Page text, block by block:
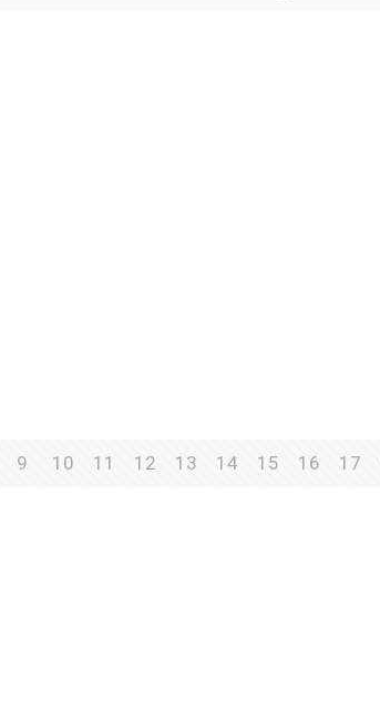
9 10 11 12 13 14 15 16 17